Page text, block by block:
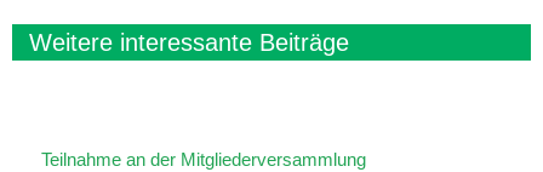
Weitere interessante Beiträge
Teilnahme an der Mitgliederversammlung